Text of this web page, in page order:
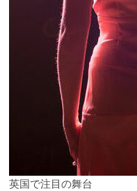
英国で注目の舞台